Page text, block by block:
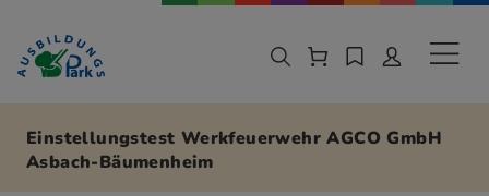
Zur Navigation springen
Zu den Hauptinhalten springen
Einstellungstest Werkfeuerwehr AGCO GmbH
Asbach-Bäumenheim